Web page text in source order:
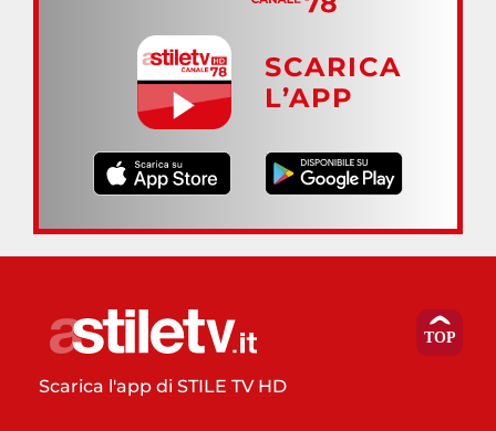
SCARICA
L’APP
Scarica l'app di STILE TV HD